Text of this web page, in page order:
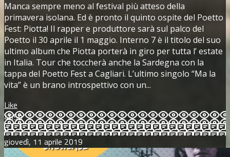
Manca sempre meno al festival più atteso della
primavera isolana. Ed è pronto il quinto ospite del Poetto
Fest: Piotta! Il rapper e produttore sarà sul palco del
Poetto il 30 aprile il 1 maggio. Interno 7 è il titolo del suo
ultimo album che Piotta porterà in giro per tutta l’ estate
in Italia. Tour che toccherà anche la Sardegna con la
tappa del Poetto Fest a Cagliari. L’ultimo singolo “Ma la
vita” è un brano introspettivo con un...
Like
4559
0
giovedì, 11 aprile 2019